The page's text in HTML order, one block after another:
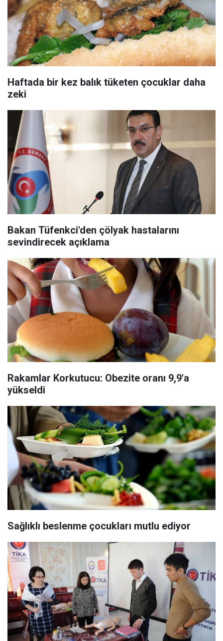
Haftada bir kez balık tüketen çocuklar daha
zeki
Bakan Tüfenkci'den çölyak hastalarını
sevindirecek açıklama
Rakamlar Korkutucu: Obezite oranı 9,9'a
yükseldi
Sağlıklı beslenme çocukları mutlu ediyor